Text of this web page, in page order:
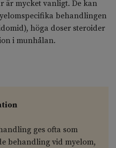
är mycket vanligt. De kan
behandlingen
höga doser steroider
i munhålan.
ges ofta som
behandling vid myelom,